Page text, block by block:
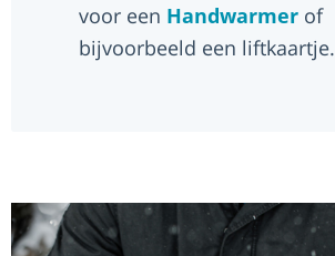
voor een Handwarmer of
bijvoorbeeld een liftkaartje.